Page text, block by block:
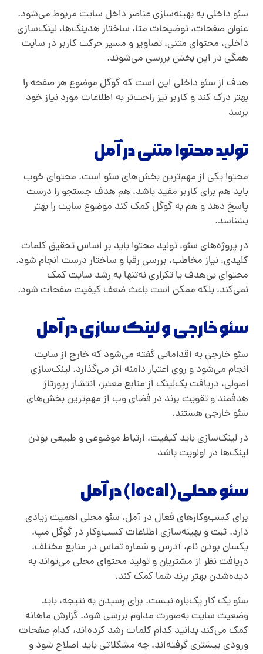
سئو داخلی به بهینه‌سازی عناصر داخل سایت مربوط می‌شود.
عنوان صفحات، توضیحات متا، ساختار هدینگ‌ها، لینک‌سازی
داخلی، محتوای متنی، تصاویر و مسیر حرکت کاربر در سایت
همگی در این بخش بررسی می‌شوند.
هدف از سئو داخلی این است که گوگل موضوع هر صفحه را
بهتر درک کند و کاربر نیز راحت‌تر به اطلاعات مورد نیاز خود
برسد
تولید محتوا متنی در آمل
محتوا یکی از مهم‌ترین بخش‌های سئو است. محتوای خوب
باید هم برای کاربر مفید باشد، هم هدف جستجو را درست
پاسخ دهد و هم به گوگل کمک کند موضوع سایت را بهتر
بشناسد.
در پروژه‌های سئو، تولید محتوا باید بر اساس تحقیق کلمات
کلیدی، نیاز مخاطب، بررسی رقبا و ساختار درست انجام شود.
محتوای بی‌هدف یا تکراری نه‌تنها به رشد سایت کمک
نمی‌کند، بلکه ممکن است باعث ضعف کیفیت صفحات شود.
سئو خارجی و لینک سازی در آمل
سئو خارجی به اقداماتی گفته می‌شود که خارج از سایت
انجام می‌شود و روی اعتبار دامنه اثر می‌گذارد. لینک‌سازی
اصولی، دریافت بک‌لینک از منابع معتبر، انتشار رپورتاژ
هدفمند و تقویت برند در فضای وب از مهم‌ترین بخش‌های
سئو خارجی هستند.
در لینک‌سازی باید کیفیت، ارتباط موضوعی و طبیعی بودن
لینک‌ها در اولویت باشد
سئو محلی(local) در آمل
برای کسب‌وکارهای فعال در آمل، سئو محلی اهمیت زیادی
دارد. ثبت و بهینه‌سازی اطلاعات کسب‌وکار در گوگل مپ،
یکسان بودن نام، آدرس و شماره تماس در منابع مختلف،
دریافت نظر از مشتریان و تولید محتوای محلی می‌تواند به
دیده‌شدن بهتر برند شما کمک کند.
سئو یک کار یک‌باره نیست. برای رسیدن به نتیجه، باید
وضعیت سایت به‌صورت مداوم بررسی شود. گزارش ماهانه
کمک می‌کند بدانید کدام کلمات رشد کرده‌اند، کدام صفحات
ورودی بیشتری گرفته‌اند، چه مشکلاتی باید اصلاح شود و